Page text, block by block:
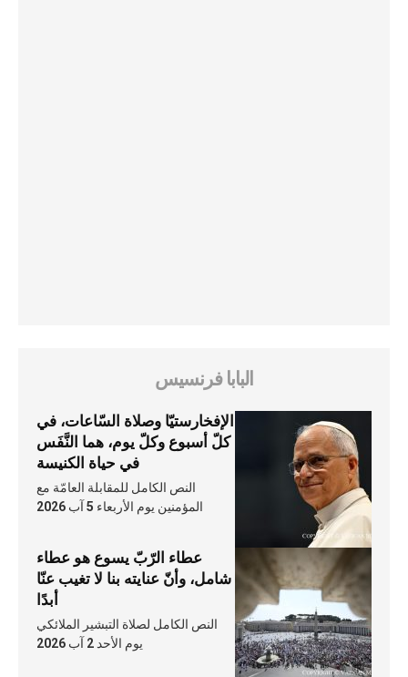
البابا فرنسيس
الإفخارستيّا وصلاة السّاعات، في
كلّ أسبوع وكلّ يوم، هما النَّفَس
في حياة الكنيسة
النص الكامل للمقابلة العامّة مع
المؤمنين يوم الأربعاء 5 آب 2026
عطاء الرّبّ يسوع هو عطاء
شامل، وأنّ عنايته بنا لا تغيب عنّا
أبدًا
النص الكامل لصلاة التبشير الملائكي
يوم الأحد 2 آب 2026